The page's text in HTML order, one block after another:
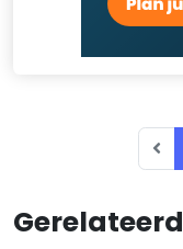
Gerelateerd